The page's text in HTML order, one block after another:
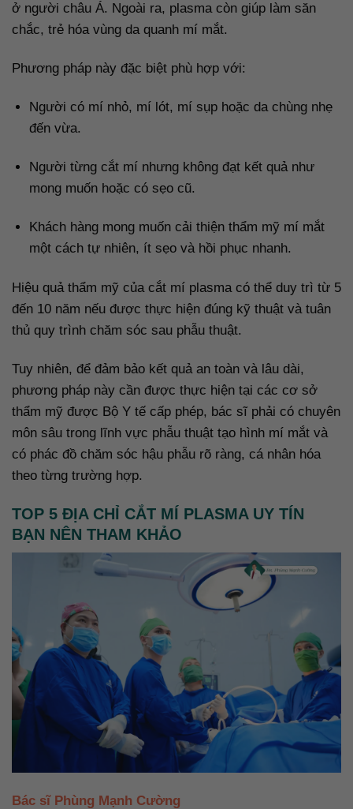
ở người châu Á. Ngoài ra, plasma còn giúp làm săn
chắc, trẻ hóa vùng da quanh mí mắt.
Phương pháp này đặc biệt phù hợp với:
Người có mí nhỏ, mí lót, mí sụp hoặc da chùng nhẹ
đến vừa.
Người từng cắt mí nhưng không đạt kết quả như
mong muốn hoặc có sẹo cũ.
Khách hàng mong muốn cải thiện thẩm mỹ mí mắt
một cách tự nhiên, ít sẹo và hồi phục nhanh.
Hiệu quả thẩm mỹ của cắt mí plasma có thể duy trì từ 5
đến 10 năm nếu được thực hiện đúng kỹ thuật và tuân
thủ quy trình chăm sóc sau phẫu thuật.
Tuy nhiên, để đảm bảo kết quả an toàn và lâu dài,
phương pháp này cần được thực hiện tại các cơ sở
thẩm mỹ được Bộ Y tế cấp phép, bác sĩ phải có chuyên
môn sâu trong lĩnh vực phẫu thuật tạo hình mí mắt và
có phác đồ chăm sóc hậu phẫu rõ ràng, cá nhân hóa
theo từng trường hợp.
TOP 5 ĐỊA CHỈ CẮT MÍ PLASMA UY TÍN
BẠN NÊN THAM KHẢO
Bác sĩ Phùng Mạnh Cường